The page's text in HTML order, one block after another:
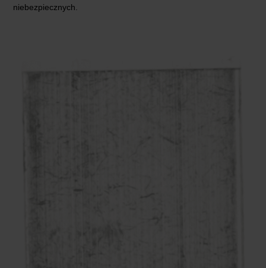
niebezpiecznych.